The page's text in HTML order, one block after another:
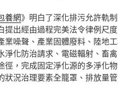
養網》明白了深化排污允許軌
提出經由過程完美法令律例尺
業噪聲、產業固體廢料、陸地
淨化防治請求、電磁輻射、畜
徑，完成固定淨化源的多淨化
狀況治理要素全籠罩、排放量